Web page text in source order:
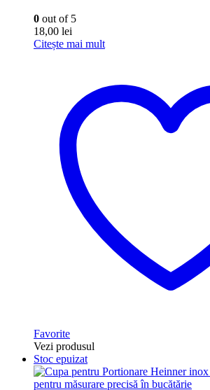
0 out of 5
18,00 lei
Citește mai mult
Favorite
Vezi produsul
Stoc epuizat